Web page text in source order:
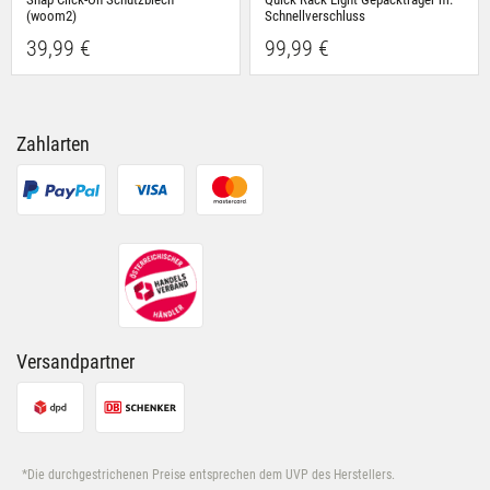
(woom2)
39,99 €
Schnellverschluss
99,99 €
Zahlarten
Versandpartner
*Die durchgestrichenen Preise entsprechen dem UVP des Herstellers.